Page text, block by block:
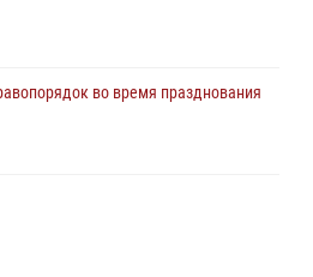
во время празднования